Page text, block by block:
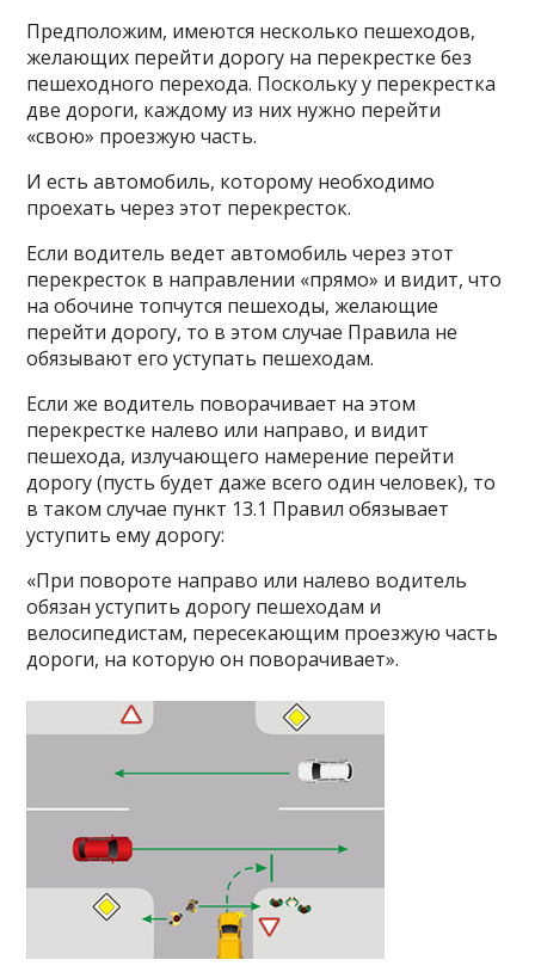
Предположим, имеются несколько пешеходов,
желающих перейти дорогу на перекрестке без
пешеходного перехода. Поскольку у перекрестка
две дороги, каждому из них нужно перейти
«свою» проезжую часть.
И есть автомобиль, которому необходимо
проехать через этот перекресток.
Если водитель ведет автомобиль через этот
перекресток в направлении «прямо» и видит, что
на обочине топчутся пешеходы, желающие
перейти дорогу, то в этом случае Правила не
обязывают его уступать пешеходам.
Если же водитель поворачивает на этом
перекрестке налево или направо, и видит
пешехода, излучающего намерение перейти
дорогу (пусть будет даже всего один человек), то
в таком случае пункт 13.1 Правил обязывает
уступить ему дорогу:
«При повороте направо или налево водитель
обязан уступить дорогу пешеходам и
велосипедистам, пересекающим проезжую часть
дороги, на которую он поворачивает».